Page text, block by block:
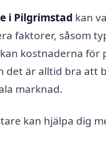
i Pilgrimstad kan
faktorer, såsom
kostnaderna
det är alltid bra
marknad.
kan hjälpa dig